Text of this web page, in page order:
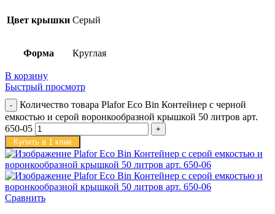
Цвет крышки Серый
Форма Круглая
В корзину
Быстрый просмотр
Количество товара Plafor Eco Bin Контейнер с черной
емкостью и серой воронкообразной крышкой 50 литров арт.
650-05
Купить в 1 клик
Сравнить